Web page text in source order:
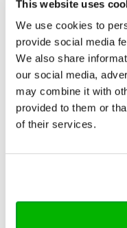
This website uses
We use cookies to
provide social media
We also share
our social media,
may combine it with
provided to them or
of their services.
Geestelijke strijd
Welkom in de
gezegd die hun
Geestelijke strijd
Iedereen die in
weerstand te
gebruik? Hoe kunnen
aan het kruis en
de duivel kunnen
Op voorraad